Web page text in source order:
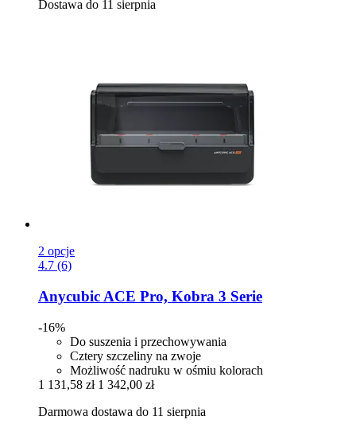
Dostawa do 11 sierpnia
2 opcje
4.7 (6)
Anycubic ACE Pro, Kobra 3 Serie
-16%
Do suszenia i przechowywania
Cztery szczeliny na zwoje
Możliwość nadruku w ośmiu kolorach
1 131,58 zł 1 342,00 zł
Darmowa dostawa do 11 sierpnia